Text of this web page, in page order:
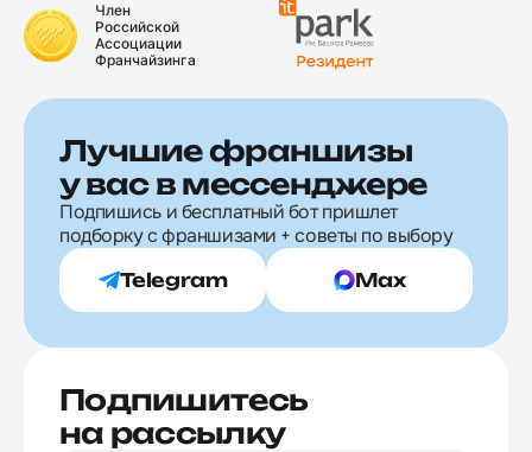
Член
Российской
Ассоциации
Франчайзинга
Лучшие франшизы
у вас в мессенджере
Подпишись и бесплатный бот пришлет
подборку с франшизами + советы по выбору
Telegram Max
Подпишитесь
на рассылку